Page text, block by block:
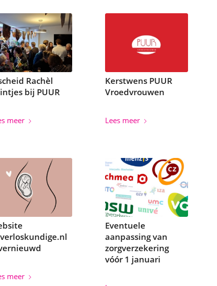
Rachèl
bij PUUR
meer
Kerstwens PUUR
Vroedvrouwen
Lees meer
meer
Eventuele
aanpassing van
zorgverzekering
vóór 1 januari